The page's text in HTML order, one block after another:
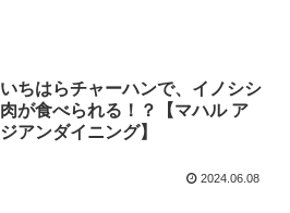
いちはらチャーハンで、イノシシ
肉が食べられる！？【マハル ア
ジアンダイニング】
2024.06.08